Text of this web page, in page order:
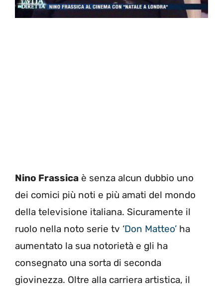
Nino Frassica è senza alcun dubbio uno
dei comici più noti e più amati del mondo
della televisione italiana. Sicuramente il
ruolo nella noto serie tv ‘Don Matteo’ ha
aumentato la sua notorietà e gli ha
consegnato una sorta di seconda
giovinezza. Oltre alla carriera artistica, il